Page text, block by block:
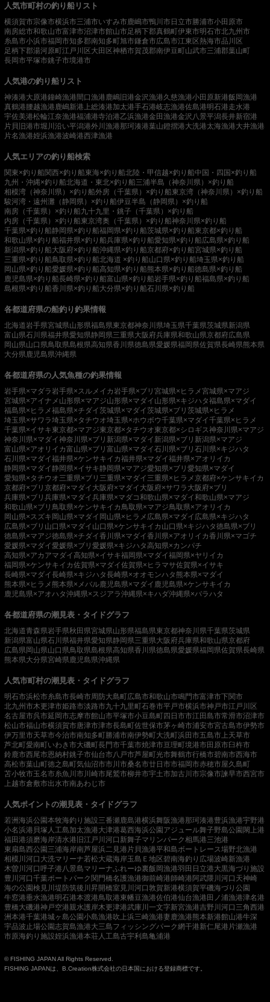
人気市町村の釣り船リスト
横須賀市宗像市横浜市三浦市いすみ市鹿嶋市鴨川市 日立市勝浦市小田原市
南房総市和歌山市富津市沼津市館山市足柄下郡真鶴町伊東市明石市北九州市
糸島市小浜市福岡市知多郡南知多町旭市鎌倉市広島市江東区熱海市品川区
足柄下郡湯河原町江戸川区 大田区神栖市賀茂郡南伊豆町山武市三浦郡葉山町
長岡市平塚市銚子市境港市
人気港の釣り船リスト
神湊港大原港鐘崎漁港 間口漁港鹿嶋旧港金沢漁港久慈漁港小田原新港飯岡漁港
真鶴港 腰越漁港鹿嶋新港 上総湊港加太港手石港岐志漁港佐島港明石港走水港
宇佐美港松輪江奈漁港福浦港寺泊港乙浜漁港金田漁港金沢八景平潟長井新宿港
片貝旧港市堀川沿い平潟港外川漁港那珂湊港葉山鐙摺港大洗港太海漁港大井漁港
片名漁港姪浜漁港波崎港西津漁港
人気エリアの釣り船検索
関東×釣り船関西×釣り船東海×釣り船北陸・甲信越×釣り船中国・四国×釣り船
九州・沖縄×釣り船北海道・東北×釣り船三浦半島（神奈川県）×釣り船
相模湾（神奈川県）×釣り船外房（千葉県）×釣り船東京湾（神奈川県）×釣り船
駿河湾・遠州灘（静岡県）×釣り船伊豆半島（静岡県）×釣り船
南房（千葉県）×釣り船九十九里・銚子（千葉県）×釣り船
内房（千葉県）×釣り船東京湾奥（千葉県）×釣り船神奈川県×釣り船
千葉県×釣り船静岡県×釣り船福岡県×釣り船茨城県×釣り船東京都×釣り船
和歌山県×釣り船福井県×釣り船兵庫県×釣り船愛知県×釣り船広島県×釣り船
新潟県×釣り船大阪府×釣り船沖縄県×釣り船京都府×釣り船宮城県×釣り船
三重県×釣り船鳥取県×釣り船北海道 ×釣り船山口県×釣り船埼玉県×釣り船
岡山県×釣り船愛媛県×釣り船高知県×釣り船熊本県×釣り船徳島県×釣り船
鹿児島県×釣り船長崎県×釣り船富山県×釣り船岩手県×釣り船福島県×釣り船
島根県×釣り船香川県×釣り船大分県×釣り船石川県×釣り船
各都道府県の船釣り釣果情報
北海道岩手県宮城県山形県福島県東京都神奈川県埼玉県千葉県茨城県新潟県
富山県石川県福井県愛知県静岡県三重県大阪府兵庫県和歌山県京都府広島県
岡山県山口県鳥取県島根県高知県香川県徳島県愛媛県福岡県佐賀県長崎県熊本県
大分県鹿児島県沖縄県
各都道府県の人気魚種の釣果情報
岩手県×マダラ岩手県×スルメイカ岩手県×ブリ 宮城県×ヒラメ宮城県×マアジ
宮城県×アイナメ 山形県×マアジ山形県×マダイ 山形県×キジハタ福島県×マダイ
福島県×ヒラメ福島県×チダイ茨城県×マダイ茨城県×ブリ 茨城県×ヒラメ
埼玉県×サワラ埼玉県×タチウオ埼玉県×ホウボウ千葉県×マダイ千葉県×ヒラメ
千葉県×イサキ東京都×マアジ東京都×タチウオ東京都×シロギス神奈川県×マアジ
神奈川県×マダイ神奈川県×ブリ 新潟県×マダイ 新潟県×ブリ 新潟県×マアジ
富山県×アオリイカ富山県×ブリ 富山県×マダイ石川県×ブリ 石川県×キジハタ
石川県×マダイ福井県×ケンサキイカ福井県×マダイ福井県×アオリイカ
静岡県×マダイ 静岡県×イサキ静岡県×マアジ愛知県×ブリ 愛知県×マダイ
愛知県×タチウオ三重県×ブリ 三重県×マダイ 三重県×ヒラメ京都府×ケンサキイカ
京都府×ブリ 京都府×マダイ 大阪府×マダイ 大阪府×サワラ 大阪府×ブリ
兵庫県×ブリ 兵庫県×マダイ兵庫県×マダコ和歌山県×マダイ和歌山県×マアジ
和歌山県×ブリ 鳥取県×ケンサキイカ鳥取県×マアジ鳥取県×アオリイカ
岡山県×スズキ 岡山県×マダイ 岡山県×ヒラメ 広島県×マダイ 広島県×キジハタ
広島県×ブリ 山口県×マダイ 山口県×ケンサキイカ 山口県×キジハタ徳島県×ブリ
徳島県×マアジ徳島県×チダイ香川県×マダイ香川県×アオリイカ香川県×マゴチ
愛媛県×マダイ愛媛県×ブリ 愛媛県×キジハタ高知県×カンパチ
高知県×アカアマダイ高知県×イサキ福岡県×マダイ福岡県×ヤリイカ
福岡県×ケンサキイカ佐賀県×マダイ佐賀県×ヒラマサ佐賀県×イサキ
長崎県×マダイ長崎県×キジハタ長崎県×オオモンハタ 熊本県×マダイ
熊本県×ヒラメ 熊本県×メバル鹿児島県×マダイ 鹿児島県×ケンサキイカ
鹿児島県×アオハタ沖縄県×スジアラ沖縄県×キハダ沖縄県×バラハタ
各都道府県の潮見表・タイドグラフ
北海道青森県岩手県秋田県宮城県山形県福島県東京都神奈川県千葉県茨城県
新潟県富山県石川県福井県愛知県静岡県三重県大阪府兵庫県和歌山県京都府
広島県岡山県山口県鳥取県島根県高知県香川県徳島県愛媛県福岡県佐賀県長崎県
熊本県大分県宮崎県鹿児島県沖縄県
人気市町村の潮見表・タイドグラフ
明石市浜松市糸島市長崎市周防大島町広島市和歌山市鳴門市富津市下関市
北九州市木更津市姫路市淡路市九十九里町石巻市平戸市横浜市神戸市江戸川区
名古屋市呉市延岡市志摩市館山市平塚市小豆島町四日市市江田島市常滑市沼津市
松山市福山市横須賀市唐津市津市長島町佐世保市茅ヶ崎市浦安市宮古島市伊勢市
伊万里市天草市今治市南知多町勝浦市南伊勢町大洗町浜田市五島市 上天草市
芦北町愛南町いわき市大磯町長門市千葉市焼津市亘理町境港市田原市臼杵市
鈴鹿市西尾市恩納村銚子市仙台市八戸市芦屋町光市舞鶴市行橋市碧南市西海市
高松市葉山町徳之島町気仙沼市市川市桑名市廿日市市福岡市赤穂市屋久島町
苫小牧市玉名市糸魚川市川崎市尾鷲市柳井市宇土市加古川市宗像市諫早市西宮市
上越市倉敷市出水市南あわじ市
人気ポイントの潮見表・タイドグラフ
若洲海浜公園本牧海釣り施設三番瀬鹿島港横浜舞阪漁港那珂湊港豊浜漁港宇野港
小名浜港 貝塚人工島加太漁港大津港葛西海浜公園 アジュール舞子野島公園 閖上港
福田港須磨海岸清水港 旧江戸川河口 新舞子マリンパーク相馬港三池港
東扇島西公園 三浦海岸南芦屋浜二見港 片貝漁港平和島ボートレース場野北漁港
相模川河口 大洗マリーナ若松大蔵海岸玉島Ｅ地区碧南海釣り広場波崎新漁港
木曽川河口呼子港八景島マリーナふれーゆ裏飯岡漁港羽田 日立港大黒海づり施設
豊川河口千葉ポートパーク 関門橋名護漁港御前崎港師崎港 阿武隈川河口 天神崎
海の公園検見川堤防筑後川昇開橋室見川河口敦賀新港横須賀平磯海づり公園
牛窓港垂水漁港明石港本渡港鳥取港東幡豆漁港佐伯港仙台漁港 田ノ浦漁港津名港
豊橋大磯港神戸空港親水護岸木更津港武庫川一文字新宮漁港吉野川河口 三角西港
洲本港千葉港城ヶ島公園小島漁港吹上浜三崎漁港妻鹿漁港熊本新港館山港牛深
宇品波止場公園志賀島漁港大三島フィッシングパーク網干港新仁尾港 片瀬漁港
市原海釣り施設姪浜漁港本荘人工島古宇利島亀浦港
© FISHING JAPAN All Rights Reserved.
FISHING JAPANは、B.Creation株式会社の日本国における登録商標です。